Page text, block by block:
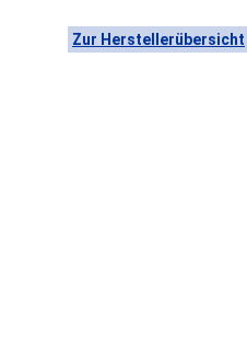
Zur Herstellerübersicht